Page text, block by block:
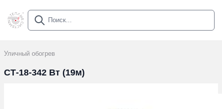
Уличный обогрев
СТ-18-342 Вт (19м)